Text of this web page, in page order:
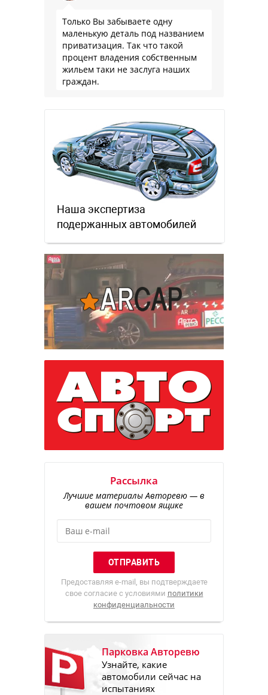
Только Вы забываете одну
маленькую деталь под названием
приватизация. Так что такой
процент владения собственным
жильем таки не заслуга наших
граждан.
Наша экспертиза
подержанных автомобилей
Рассылка
Лучшие материалы Авторевю — в
вашем почтовом ящике
Предоставляя e-mail, вы подтверждаете
свое согласие с условиями политики
конфиденциальности
Парковка Авторевю
Узнайте, какие
автомобили сейчас на
испытаниях